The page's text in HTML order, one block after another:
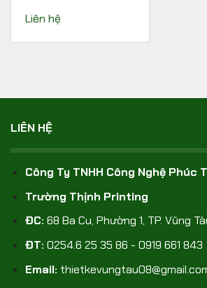
Liên hệ
LIÊN HỆ
Công Ty TNHH Công Nghệ Phúc
Trường Thịnh Printing
ĐC: 68 Ba Cu, Phường 1, TP. Vũng
ĐT: 0254.6 25 35 86 - 0919 661 843
Email: